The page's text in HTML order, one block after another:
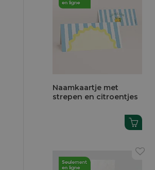
Naamkaartje met
strepen en citroentjes